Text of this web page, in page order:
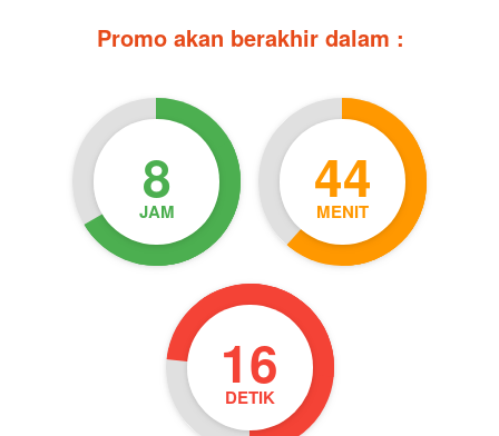
Promo akan berakhir dalam :
8
JAM 44
MENIT
16
DETIK